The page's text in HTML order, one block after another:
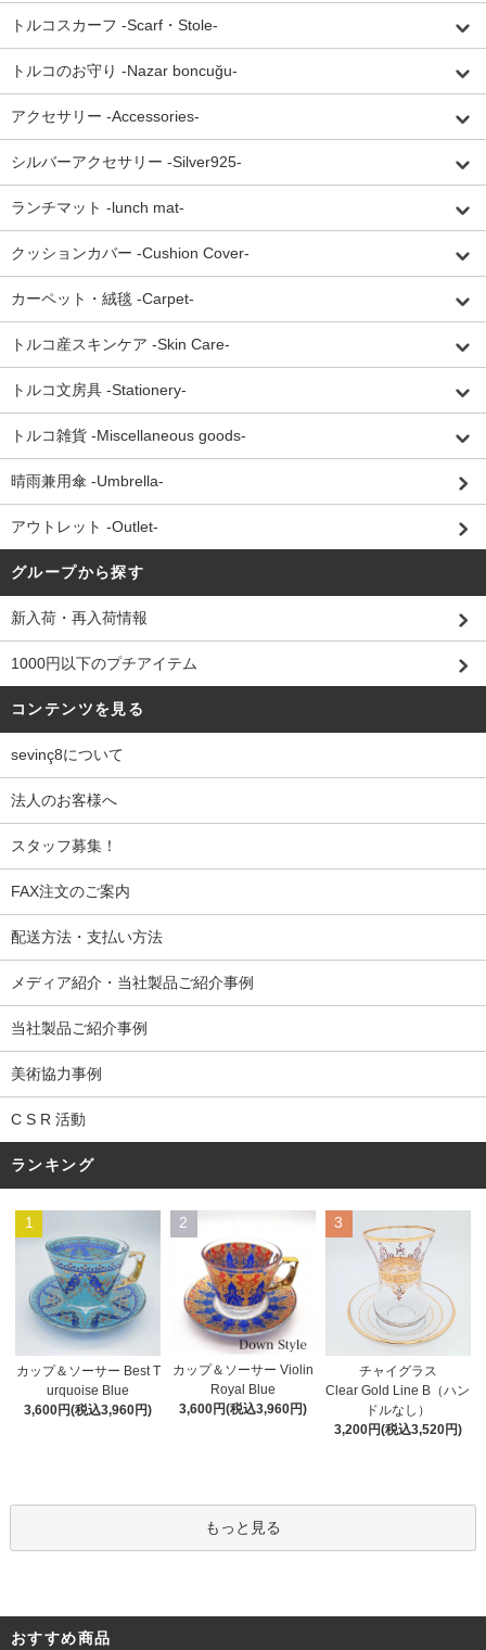
トルコスカーフ -Scarf・Stole-
トルコのお守り -Nazar boncuğu-
アクセサリー -Accessories-
シルバーアクセサリー -Silver925-
ランチマット -lunch mat-
クッションカバー -Cushion Cover-
カーペット・絨毯 -Carpet-
トルコ産スキンケア -Skin Care-
トルコ文房具 -Stationery-
トルコ雑貨 -Miscellaneous goods-
晴雨兼用傘 -Umbrella-
アウトレット -Outlet-
グループから探す
新入荷・再入荷情報
1000円以下のプチアイテム
コンテンツを見る
sevinç8について
法人のお客様へ
スタッフ募集！
FAX注文のご案内
配送方法・支払い方法
メディア紹介・当社製品ご紹介事例
当社製品ご紹介事例
美術協力事例
C S R 活動
ランキング
1
カップ＆ソーサー Best T
urquoise Blue
3,600円(税込3,960円)
2
カップ＆ソーサー Violin
Royal Blue
3,600円(税込3,960円)
3
チャイグラス
Clear Gold Line B（ハン
ドルなし）
3,200円(税込3,520円)
もっと見る
おすすめ商品